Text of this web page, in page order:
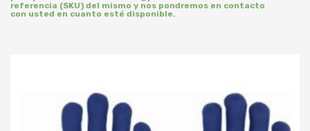
referencia (SKU) del mismo y nos pondremos en contacto
con usted en cuanto esté disponible.